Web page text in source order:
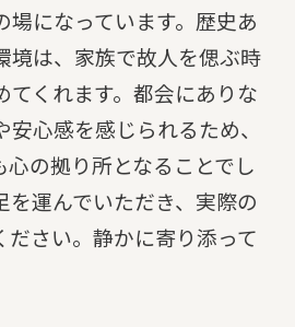
場になっています。歴史あ
境は、家族で故人を偲ぶ時
てくれます。都会にありな
心感を感じられるため、
の拠り所となることでし
を運んでいただき、実際の
ださい。静かに寄り添って